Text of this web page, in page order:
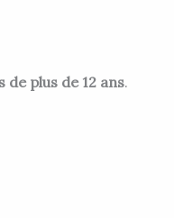
plus de 12 ans.